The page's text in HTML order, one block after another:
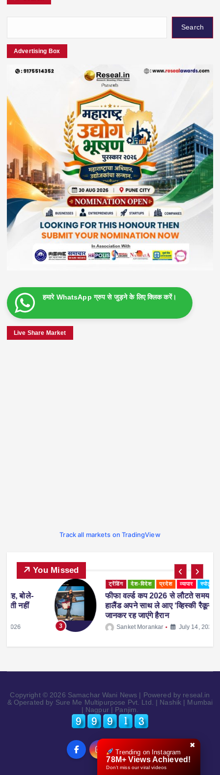
✖
Trending on Instagram
78M+ Views Achieved!
Don’t miss our viral videos
Search
Advertising Box
हमारे WhatsApp ग्रुप से जुड़ने के लिए क्लिक करें।
Live Share Market
Track all markets on TradingView
You Missed
ट्रेंडिंग देश-विदेश प्रदेश व्यापार स्पोर्ट्स
फीफा वर्ल्ड कप 2026 से लौटते समय एरलिंग
हालैंड अपने साथ ले आए ‘व्हिस्की रैकून’, वजह
जानकर रह जाएंगे हैरान
Sanket Morankar July 14, 2026
Copyright © 2026 Samachar Wani News | Powered by reseal.in
& Operated by Sure Me Multipurpose Pvt. Ltd. | Nashik | Mumbai
| Nagpur | Panjim.